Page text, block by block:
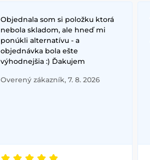
Objednala som si položku ktorá
nebola skladom, ale hneď mi
ponúkli alternatívu - a
objednávka bola ešte
výhodnejšia :) Ďakujem
Overený zákazník, 7. 8. 2026